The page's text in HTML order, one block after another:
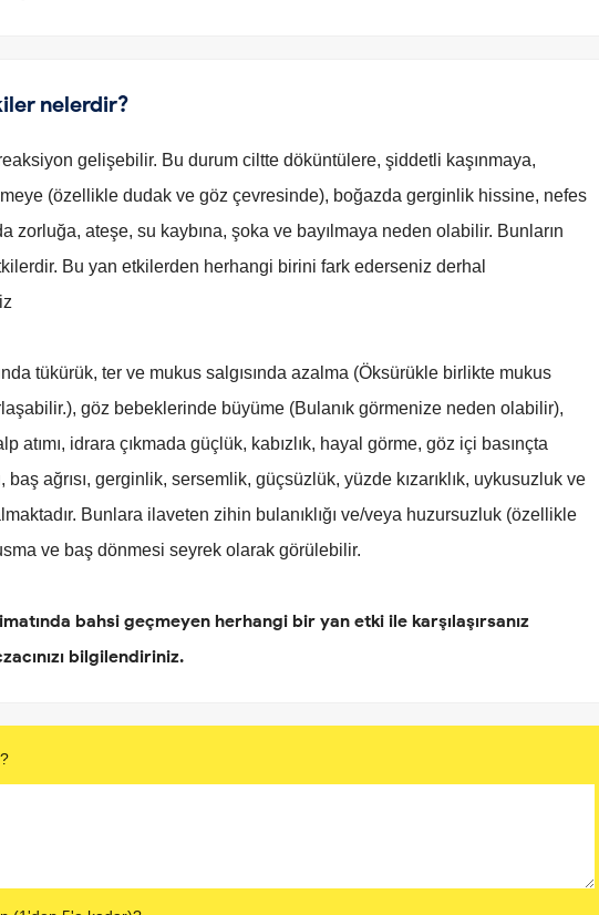
nelerdir?
gelişebilir. Bu durum ciltte döküntülere, şiddetli kaşınmaya,
(özellikle dudak ve göz çevresinde), boğazda gerginlik hissine, nefes
zorluğa, ateşe, su kaybına, şoka ve bayılmaya neden olabilir. Bunların
Bu yan etkilerden herhangi birini fark ederseniz derhal
tükürük, ter ve mukus salgısında azalma (Öksürükle birlikte mukus
göz bebeklerinde büyüme (Bulanık görmenize neden olabilir),
atımı, idrara çıkmada güçlük, kabızlık, hayal görme, göz içi basınçta
baş ağrısı, gerginlik, sersemlik, güçsüzlük, yüzde kızarıklık, uykusuzluk ve
Bunlara ilaveten zihin bulanıklığı ve/veya huzursuzluk (özellikle
ve baş dönmesi seyrek olarak görülebilir.
bahsi geçmeyen herhangi bir yan etki ile karşılaşırsanız
bilgilendiriniz.